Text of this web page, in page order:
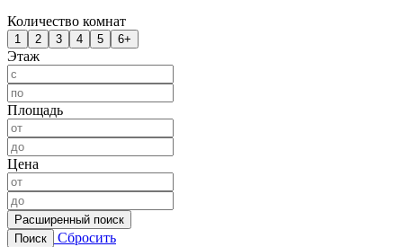
Количество комнат
1 2 3 4 5 6+
Этаж
Площадь
Цена
Расширенный поиск
Поиск
Сбросить